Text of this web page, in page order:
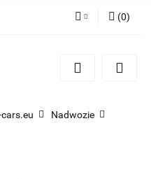
Zarejestruj się
(0)
Nadwozie